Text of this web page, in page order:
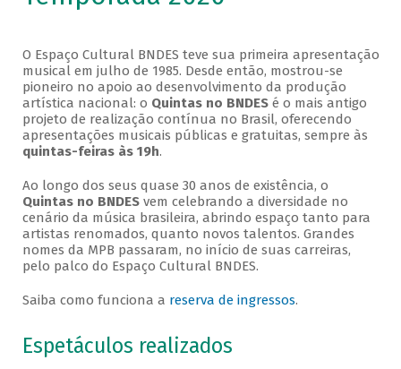
O Espaço Cultural BNDES teve sua primeira apresentação
musical em julho de 1985. Desde então, mostrou-se
pioneiro no apoio ao desenvolvimento da produção
artística nacional: o Quintas no BNDESé o mais antigo
projeto de realização contínua no Brasil, oferecendo
apresentações musicais públicas e gratuitas, sempre às
quintas-feiras às 19h.
Ao longo dos seus quase 30 anos de existência, o
Quintas no BNDESvem celebrando a diversidade no
cenário da música brasileira, abrindo espaço tanto para
artistas renomados, quanto novos talentos. Grandes
nomes da MPB passaram, no início de suas carreiras,
pelo palco do Espaço Cultural BNDES.
Saiba como funciona a reserva de ingressos.
Espetáculos realizados